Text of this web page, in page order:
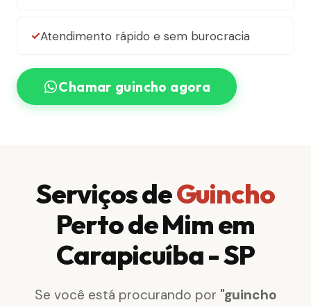
Atendimento rápido e sem burocracia
Chamar guincho agora
Serviços deGuincho
Perto de Mim em
Carapicuíba - SP
Se você está procurando por "guincho